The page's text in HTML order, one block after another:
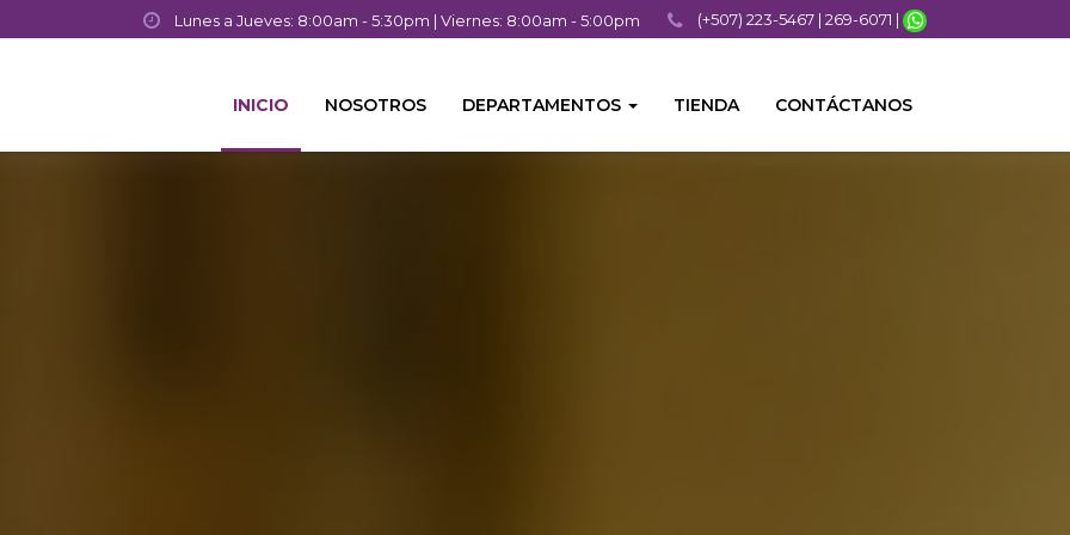
Lunes a Jueves: 8:00am - 5:30pm | Viernes: 8:00am - 5:00pm (+507) 223-5467 | 269-6071 |
INICIO NOSOTROS DEPARTAMENTOS TIENDA CONTÁCTANOS